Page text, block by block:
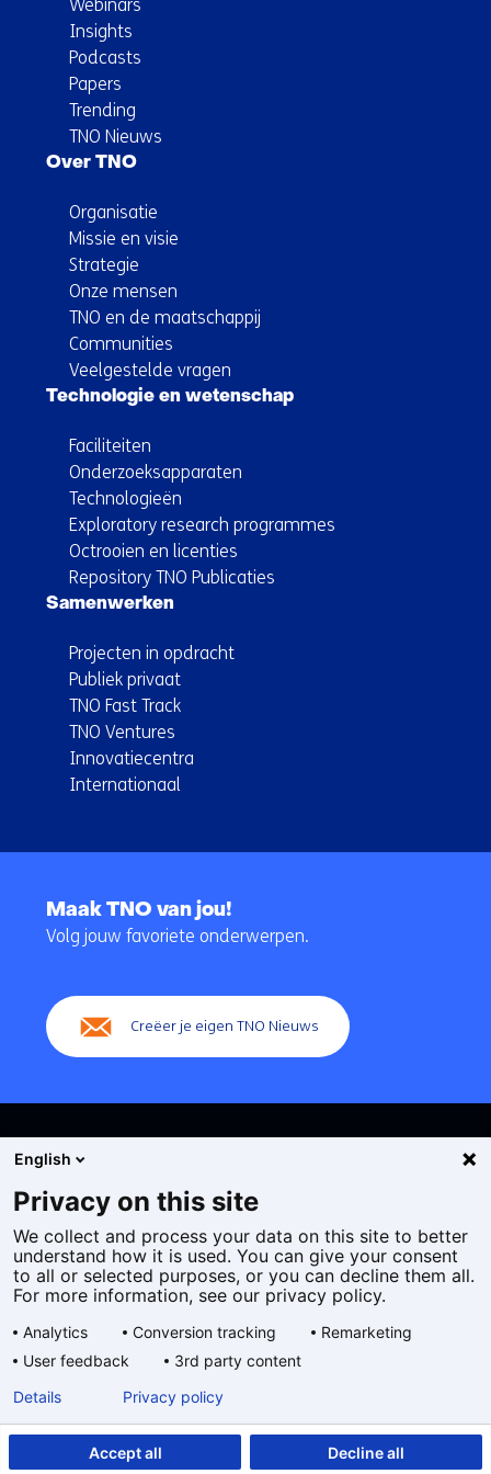
Webinars
Insights
Podcasts
Papers
Trending
TNO Nieuws
Over TNO
Organisatie
Missie en visie
Strategie
Onze mensen
TNO en de maatschappij
Communities
Veelgestelde vragen
Technologie en wetenschap
Faciliteiten
Onderzoeksapparaten
Technologieën
Exploratory research programmes
Octrooien en licenties
Repository TNO Publicaties
Samenwerken
Projecten in opdracht
Publiek privaat
TNO Fast Track
TNO Ventures
Innovatiecentra
Internationaal
navigatie
Maak TNO van jou!
Volg jouw favoriete onderwerpen.
Creëer je eigen TNO Nieuws
Cookies
Privacy statement
Toegankelijkheid
Algemene voorwaarden
taal:
English
Privacy on this site
We collect and process your data on this site to better
understand how it is used. You can give your consent
to all or selected purposes, or you can decline them all.
For more information, see our privacy policy.
Analytics Conversion tracking
Remarketing
User feedback
3rd party content
Accept all Decline all
Details Privacy policy